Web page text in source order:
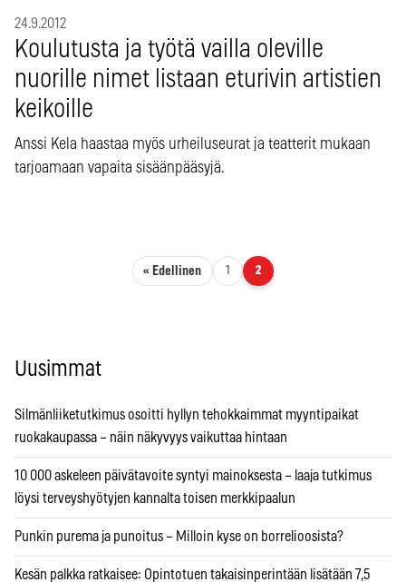
24.9.2012
Koulutusta ja työtä vailla oleville
nuorille nimet listaan eturivin artistien
keikoille
Anssi Kela haastaa myös urheiluseurat ja teatterit mukaan
tarjoamaan vapaita sisäänpääsyjä.
Artikkelien sivutus
« Edellinen 1 2
Uusimmat
Silmänliiketutkimus osoitti hyllyn tehokkaimmat myyntipaikat
ruokakaupassa – näin näkyvyys vaikuttaa hintaan
10 000 askeleen päivätavoite syntyi mainoksesta – laaja tutkimus
löysi terveyshyötyjen kannalta toisen merkkipaalun
Punkin purema ja punoitus – Milloin kyse on borrelioosista?
Kesän palkka ratkaisee: Opintotuen takaisinperintään lisätään 7,5